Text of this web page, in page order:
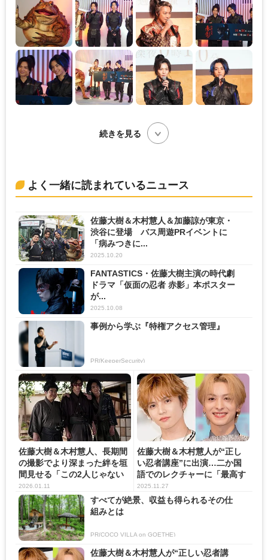
続きを見る
よく一緒に読まれているニュース
佐藤大樹＆木村慧人＆加藤諒が東京・
渋谷に登場 バス周遊PRイベントに
「病みつきに...
2025.10.20
FANTASTICS・佐藤大樹主演の時代劇
ドラマ「仮面の忍者 赤影」本ポスター
が...
2025.10.08
事例から学ぶ『特権アクセス管理』
PR(KeeperSecurity)
佐藤大樹＆木村慧人、長期間
の撮影でより深まった絆を垣
間見せる「この2人じゃない
と...
2026.01.11
佐藤大樹＆木村慧人が“正し
い忍者講座”に出演…二か国
語でのレクチャーに「最高す
ぎ...
2025.11.27
すべてが絶景、収益も得られるその仕
組みとは
PR(COCO VILLA on GOETHE)
佐藤大樹＆木村慧人が“正しい忍者講